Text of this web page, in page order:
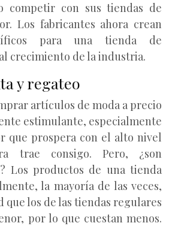
competir con sus tiendas de
Los fabricantes ahora crean
para una tienda de
crecimiento de la industria.
y regateo
artículos de moda a precio
estimulante, especialmente
que prospera con el alto nivel
trae consigo. Pero, ¿son
Los productos de una tienda
la mayoría de las veces,
que los de las tiendas regulares
por lo que cuestan menos.